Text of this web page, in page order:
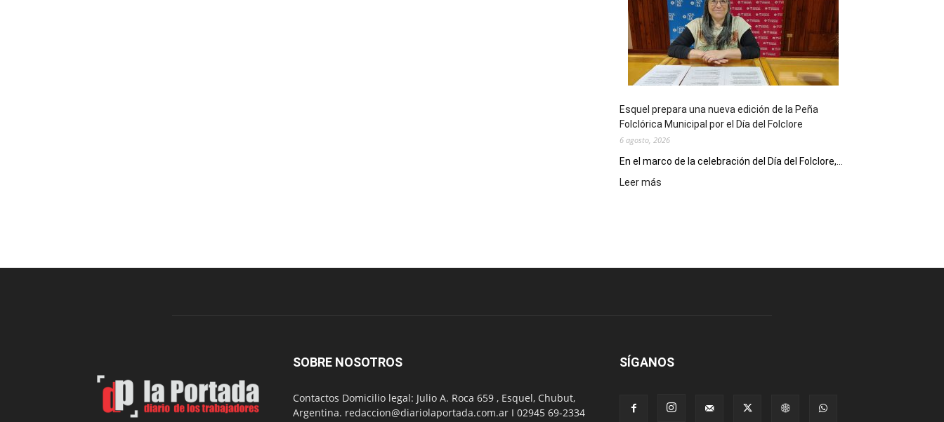
sus
90
años
con
un
Conversatorio
Escritores
Locales
Esquel prepara una nueva edición de la Peña
Folclórica Municipal por el Día del Folclore
6 agosto, 2026
En el marco de la celebración del Día del Folclore,...
Leer más
de
el
Folclore
SOBRE NOSOTROS
Contactos Domicilio legal: Julio A. Roca 659 , Esquel, Chubut,
Argentina. redaccion@diariolaportada.com.ar I 02945 69-2334
SÍGANOS